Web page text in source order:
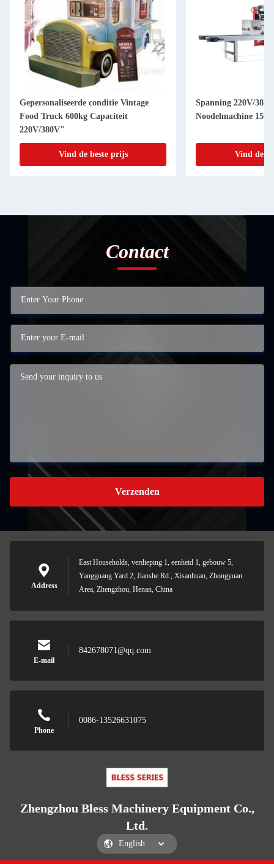
Gepersonaliseerde conditie Vintage
Food Truck 600kg Capaciteit
220V/380V"
Vind de beste prijs
Spanning 220V/
Noodelmachine 150-
Vind de
Contact
Verzenden
Address
East Households, verdieping 1, eenheid 1, gebouw 5,
Yangguang Yard 2, Jianshe Rd., Xisanhuan, Zhongyuan
Area, Zhengzhou, Henan, China
E-mail
842678071@qq.com
Phone
0086-13526631075
Zhengzhou Bless Machinery Equipment Co.,
Ltd.